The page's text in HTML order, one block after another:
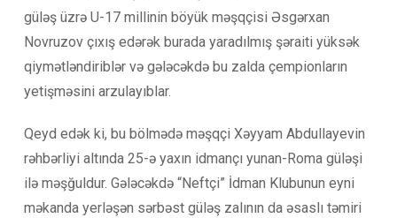
güləş üzrə U-17 millinin böyük məşqçisi Əsgərxan
Novruzov çıxış edərək burada yaradılmış şəraiti yüksək
qiymətləndiriblər və gələcəkdə bu zalda çempionların
yetişməsini arzulayıblar.
Qeyd edək ki, bu bölmədə məşqçi Xəyyam Abdullayevin
rəhbərliyi altında 25-ə yaxın idmançı yunan-Roma güləşi
ilə məşğuldur. Gələcəkdə “Neftçi” İdman Klubunun eyni
məkanda yerləşən sərbəst güləş zalının da əsaslı təmiri